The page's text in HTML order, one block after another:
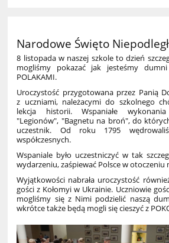
Narodowe Święto
8 listopada w naszej szkole to dzień
mogliśmy pokazać jak jesteśmy
POLAKAMI.
Uroczystość przygotowana przez Panią
z uczniami, należacymi do szkolnego
lekcja historii. Wspaniałe
"Legionów", "Bagnetu na broń", do
uczestnik. Od roku 1795
współczesnych.
Wspaniale było uczestniczyć w tak
wydarzeniu, zaśpiewać Polsce w
Wyjątkowości nabrała uroczystość
gości z Kołomyi w Ukrainie. Uczniowie
mogliśmy się z Nimi podzielić naszą
wkrótce także będą mogli się cieszyć z